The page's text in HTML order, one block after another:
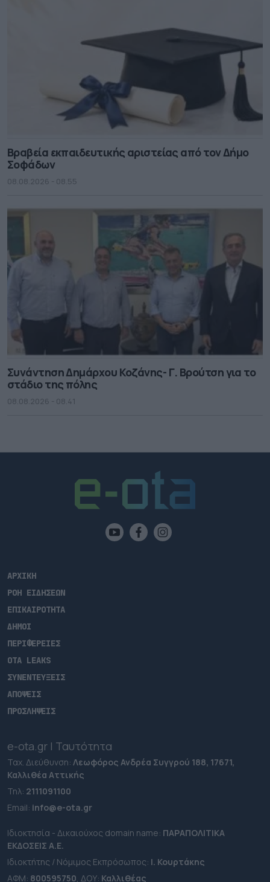
Βραβεία εκπαιδευτικής αριστείας από τον Δήμο
Σοφάδων
08.08.2026 - 08.55
Συνάντηση Δημάρχου Κοζάνης- Γ. Βρούτση για το
στάδιο της πόλης
08.08.2026 - 08.41
ΑΡΧΙΚΗ
ΡΟΗ ΕΙΔΗΣΕΩΝ
ΕΠΙΚΑΙΡΟΤΗΤΑ
ΔΗΜΟΙ
ΠΕΡΙΦΕΡΕΙΕΣ
OTA LEAKS
ΣΥΝΕΝΤΕΥΞΕΙΣ
ΑΠΟΨΕΙΣ
ΠΡΟΣΛΗΨΕΙΣ
e-ota.gr | Ταυτότητα
Ταχ. Διεύθυνση: Λεωφόρος Ανδρέα Συγγρού 188, 17671,
Καλλιθέα Αττικής
Τηλ: 2111091100
Εmail: info@e-ota.gr
Ιδιοκτησία - Δικαιούχος domain name: ΠΑΡΑΠΟΛΙΤΙΚΑ
ΕΚΔΟΣΕΙΣ A.E.
Ιδιοκτήτης / Νόμιμος Εκπρόσωπος: Ι. Κουρτάκης
ΑΦΜ: 800595750, ΔΟΥ: Καλλιθέας